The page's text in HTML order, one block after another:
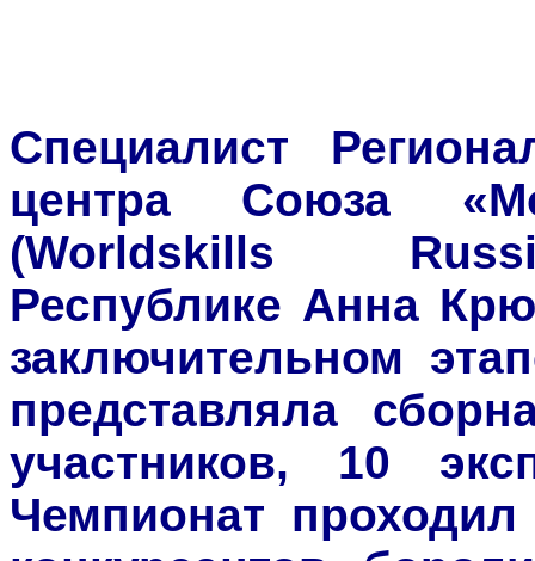
Специалист
центра Союза
(Worldskills
Республике Анна
заключительном
представляла
участников, 10
Чемпионат